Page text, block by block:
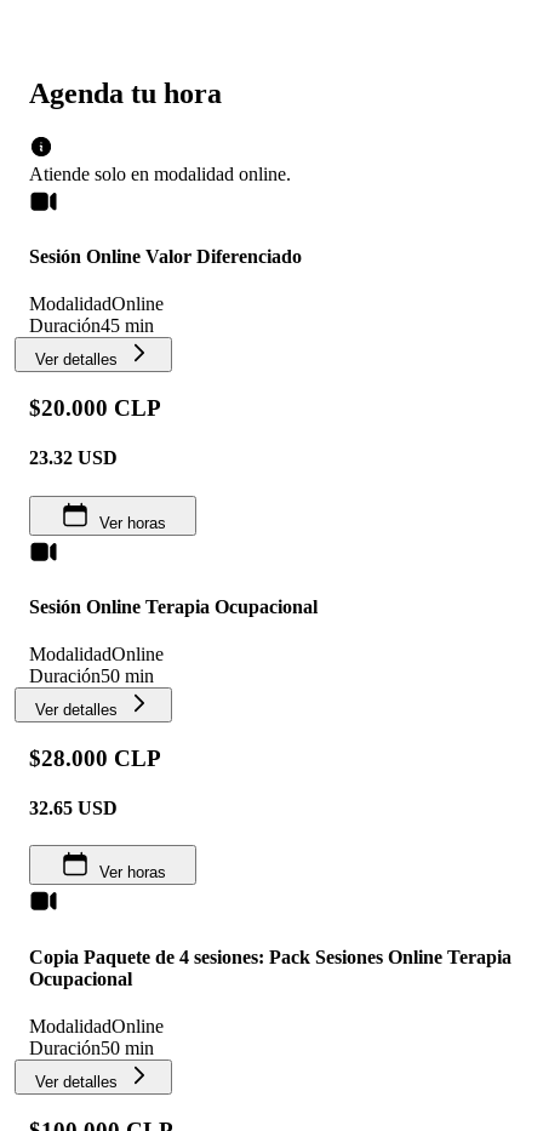
Agenda tu hora
Atiende solo en modalidad online.
Sesión Online Valor Diferenciado
ModalidadOnline
Duración45 min
Ver detalles
$20.000 CLP
23.32 USD
Ver horas
Sesión Online Terapia Ocupacional
ModalidadOnline
Duración50 min
Ver detalles
$28.000 CLP
32.65 USD
Ver horas
Copia Paquete de 4 sesiones: Pack Sesiones Online Terapia
Ocupacional
ModalidadOnline
Duración50 min
Ver detalles